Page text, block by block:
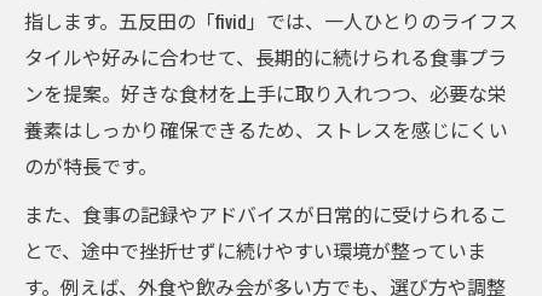
指します。五反田の「fivid」では、一人ひとりのライフス
タイルや好みに合わせて、長期的に続けられる食事プラ
ンを提案。好きな食材を上手に取り入れつつ、必要な栄
養素はしっかり確保できるため、ストレスを感じにくい
のが特長です。
また、食事の記録やアドバイスが日常的に受けられるこ
とで、途中で挫折せずに続けやすい環境が整っていま
す。例えば、外食や飲み会が多い方でも、選び方や調整